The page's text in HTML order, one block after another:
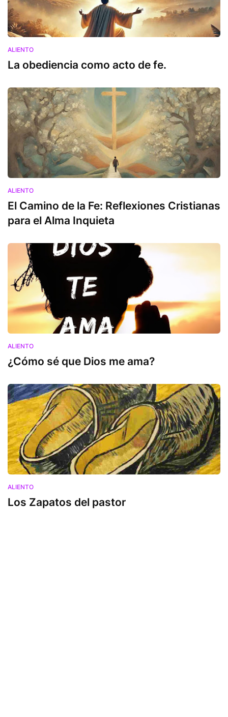
ALIENTO
La obediencia como acto de fe.
ALIENTO
El Camino de la Fe: Reflexiones Cristianas
para el Alma Inquieta
ALIENTO
¿Cómo sé que Dios me ama?
ALIENTO
Los Zapatos del pastor